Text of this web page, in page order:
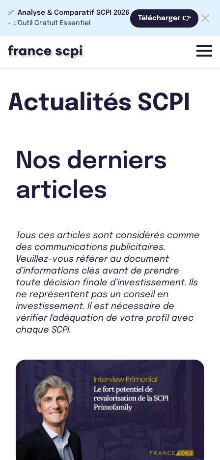
✅ Analyse & Comparatif SCPI 2026
- L’Outil Gratuit Essentiel
Télécharger 👉
menu
Actualités SCPI
Nos derniers
articles
Tous ces articles sont considérés comme
des communications publicitaires.
Veuillez-vous référer au document
d’informations clés avant de prendre
toute décision finale d’investissement. Ils
ne représentent pas un conseil en
investissement. Il est nécessaire de
vérifier l'adéquation de votre profil avec
chaque SCPI.